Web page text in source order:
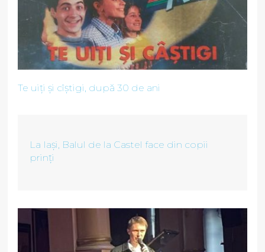
Te uiți și cîștigi, după 30 de ani
La Iași, Balul de la Castel face din copii
prinți